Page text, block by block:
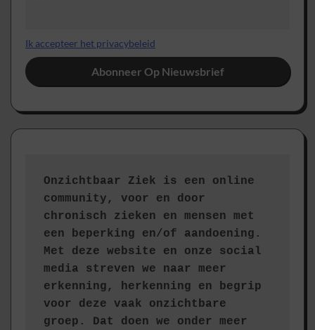
Ik accepteer het privacybeleid
Onzichtbaar Ziek is een online
community, voor en door
chronisch zieken en mensen met
een beperking en/of aandoening.
Met deze website en onze social
media streven we naar meer
erkenning, herkenning en begrip
voor deze vaak onzichtbare
groep. Dat doen we onder meer